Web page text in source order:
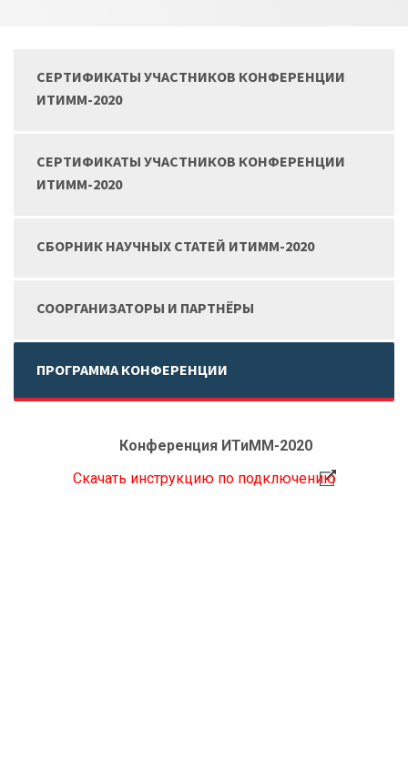
СЕРТИФИКАТЫ УЧАСТНИКОВ КОНФЕРЕНЦИИ
ИТИММ-2020
СЕРТИФИКАТЫ УЧАСТНИКОВ КОНФЕРЕНЦИИ
ИТИММ-2020
СБОРНИК НАУЧНЫХ СТАТЕЙ ИТИММ-2020
СООРГАНИЗАТОРЫ И ПАРТНЁРЫ
ПРОГРАММА КОНФЕРЕНЦИИ
Конференция ИТиММ-2020
Скачать инструкцию по подключению